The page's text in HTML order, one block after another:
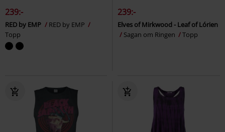
239:-
RED by EMP
RED by EMP
Topp
239:-
Elves of Mirkwood - Leaf of Lórien
Sagan om Ringen
Topp